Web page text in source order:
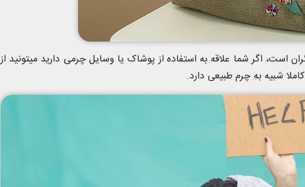
است، اگر شما علاقه به استفاده از پوشاک یا وسایل چرمی دارید میتونید از
شبیه به چرم طبیعی دارد.